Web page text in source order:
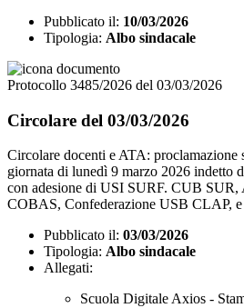
Pubblicato il: 10/03/2026
Tipologia: Albo sindacale
Protocollo 3485/2026 del 03/03/2026
Circolare del 03/03/2026
Circolare docenti e ATA: proclamazione
giornata di lunedì 9 marzo 2026 indetto
con adesione di USI SURF. CUB
COBAS, Confederazione USB CLAP,
Pubblicato il: 03/03/2026
Tipologia: Albo sindacale
Allegati:
Scuola Digitale Axios -